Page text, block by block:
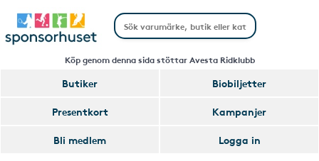
Köp genom denna sida stöttar Avesta Ridklubb
Butiker
Biobiljetter
Presentkort
Kampanjer
Bli medlem
Logga in